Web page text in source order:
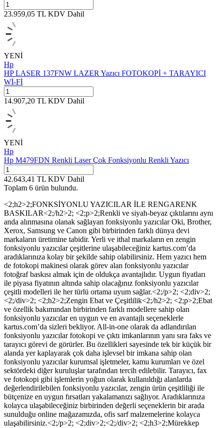
23.959,05 TL KDV Dahil
YENİ
Hp
HP LASER 137FNW LAZER Yazıcı FOTOKOPİ + TARAYICI
Wİ-Fİ
14.907,20 TL KDV Dahil
YENİ
Hp
Hp M479FDN Renkli Laser Çok Fonksiyonlu Renkli Yazıcı
42.643,41 TL KDV Dahil
Toplam 6 ürün bulundu.
<2;h2>2;FONKSİYONLU YAZICILAR İLE RENGARENK
BASKILAR<2;/h2>2; <2;p>2;Renkli ve siyah-beyaz çıktılarını aynı
anda alınmasına olanak sağlayan fonksiyonlu yazıcılar Oki, Brother,
Xerox, Samsung ve Canon gibi birbirinden farklı dünya devi
markaların üretimine tabidir. Yerli ve ithal markaların en zengin
fonksiyonlu yazıcılar çeşitlerine ulaşabileceğiniz kartus.com’da
aradıklarınıza kolay bir şekilde sahip olabilirsiniz. Hem yazıcı hem
de fotokopi makinesi olarak görev alan fonksiyonlu yazıcılar
fotoğraf baskısı almak için de oldukça avantajlıdır. Uygun fiyatları
ile piyasa fiyatının altında sahip olacağınız fonksiyonlu yazıcılar
çeşitli modelleri ile her türlü ortama uyum sağlar.<2;/p>2; <2;div>2;
<2;/div>2; <2;h2>2;Zengin Ebat ve Çeşitlilik<2;/h2>2; <2;p>2;Ebat
ve özellik bakımından birbirinden farklı modellere sahip olan
fonksiyonlu yazıcılar en uygun ve en avantajlı seçeneklerle
kartus.com’da sizleri bekliyor. All-in-one olarak da adlandırılan
fonksiyonlu yazıcılar fotokopi ve çıktı imkanlarının yanı sıra faks ve
tarayıcı görevi de görürler. Bu özellikleri sayesinde tek bir küçük bir
alanda yer kaplayarak çok daha işlevsel bir imkana sahip olan
fonksiyonlu yazıcılar kurumsal işletmeler, kamu kurumları ve özel
sektördeki diğer kuruluşlar tarafından tercih edilebilir. Tarayıcı, fax
ve fotokopi gibi işlemlerin yoğun olarak kullanıldığı alanlarda
değerlendirilebilen fonksiyonlu yazıcılar, zengin ürün çeşitliliği ile
bütçenize en uygun fırsatları yakalamanızı sağlıyor. Aradıklarınıza
kolayca ulaşabileceğiniz birbirinden değerli seçeneklerin bir arada
sunulduğu online mağazamızda, ofis sarf malzemelerine kolayca
ulaşabilirsiniz.<2;/p>2; <2;div>2;<2;/div>2; <2;h3>2;Mürekkep